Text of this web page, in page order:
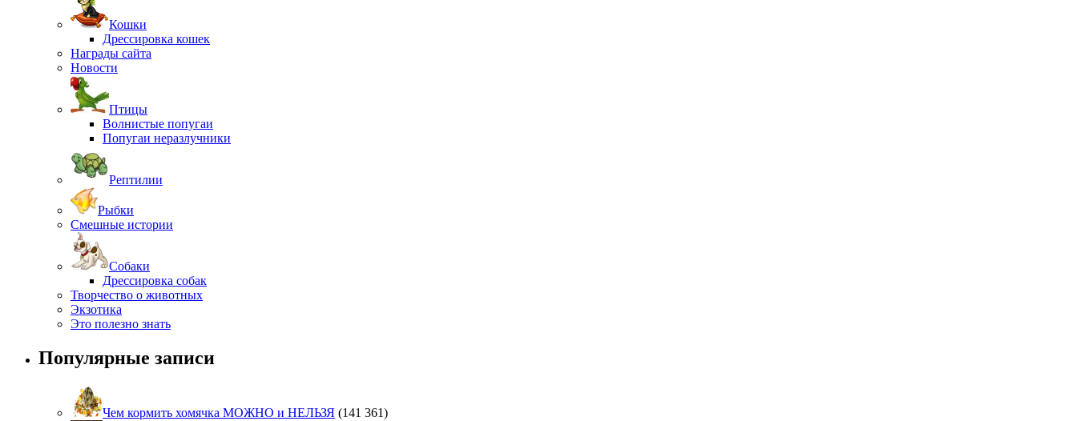
Кошки
Дрессировка кошек
Награды сайта
Новости
Птицы
Волнистые попугаи
Попугаи неразлучники
Рептилии
Рыбки
Смешные истории
Собаки
Дрессировка собак
Творчество о животных
Экзотика
Это полезно знать
Популярные записи
Чем кормить хомячка МОЖНО и НЕЛЬЗЯ (141 361)